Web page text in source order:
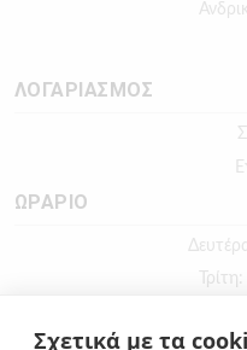
ΛΟΓΑΡΙΑΣΜΟΣ
ΩΡΑΡΙΟ
Σχετικά με τα